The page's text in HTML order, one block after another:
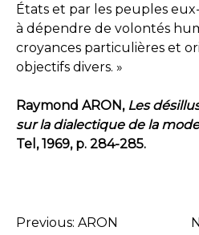
États et par les peuples
à dépendre de volontés
croyances particulières et
objectifs divers. »
Raymond ARON, Les
sur la dialectique de la
Tel, 1969, p. 284-285.
Previous: ARON